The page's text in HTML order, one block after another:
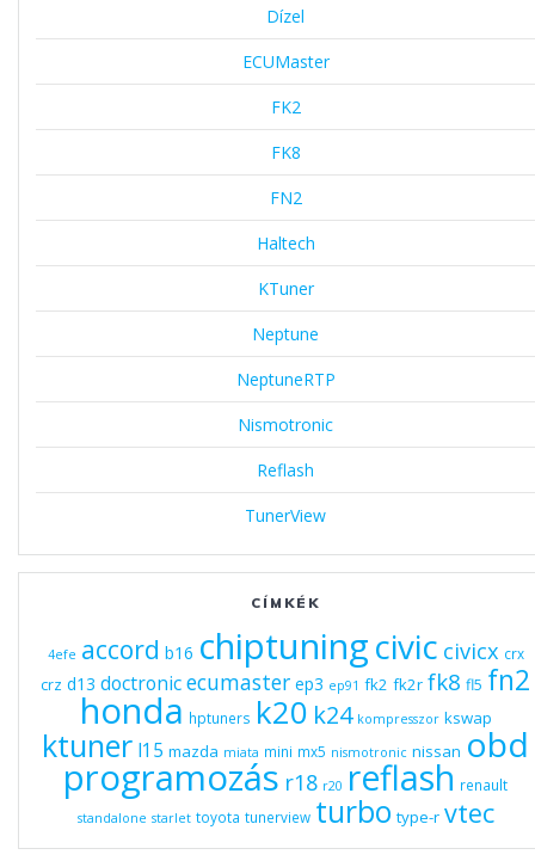
Dízel
ECUMaster
FK2
FK8
FN2
Haltech
KTuner
Neptune
NeptuneRTP
Nismotronic
Reflash
TunerView
CÍMKÉK
4efe accord b16 chiptuningcivic civicx crx
crz d13 doctronicecumaster ep3 ep91 fk2 fk2r fk8 fl5 fn2
honda hptuners k20 k24 kompresszor kswap
ktuner l15 mazda miata mini mx5 nismotronic nissan obd
programozás r18 r20 reflash renault
standalone starlet toyota tunerview turbo type-r vtec